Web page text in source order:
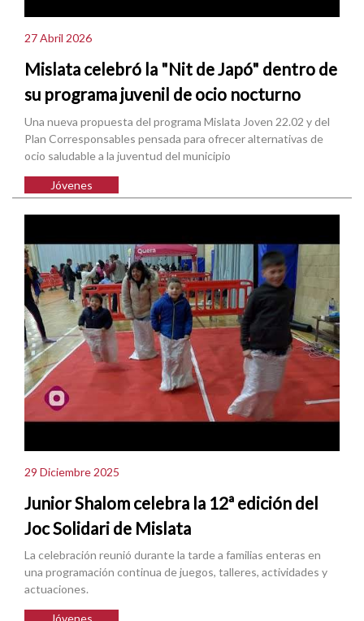
27 Abril 2026
Mislata celebró la "Nit de Japó" dentro de
su programa juvenil de ocio nocturno
Una nueva propuesta del programa Mislata Joven 22.02 y del
Plan Corresponsables pensada para ofrecer alternativas de
ocio saludable a la juventud del municipio
Jóvenes
29 Diciembre 2025
Junior Shalom celebra la 12ª edición del
Joc Solidari de Mislata
La celebración reunió durante la tarde a familias enteras en
una programación continua de juegos, talleres, actividades y
actuaciones.